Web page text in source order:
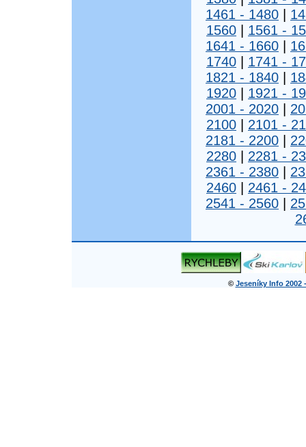
1461 - 1480
1560
1561 -
1641 - 1660
1740
1741 -
1821 - 1840
1920
1921 -
2001 - 2020
2100
2101 -
2181 - 2200
2280
2281 -
2361 - 2380
2460
2461 -
2541 - 2560
© Jeseníky Info 2002